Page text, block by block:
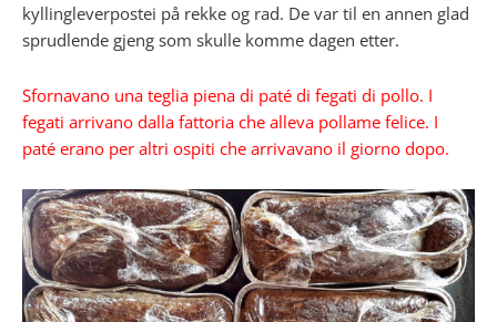
kyllingleverpostei på rekke og rad. De var til en annen glad
sprudlende gjeng som skulle komme dagen etter.
Sfornavano una teglia piena di paté di fegati di pollo. I
fegati arrivano dalla fattoria che alleva pollame felice. I
paté erano per altri ospiti che arrivavano il giorno dopo.